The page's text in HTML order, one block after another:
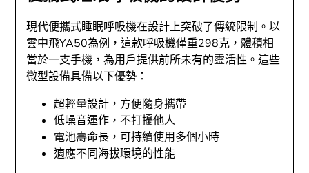
現代便攜式睡眠呼吸機在設計上突破了傳統限制。以
雲中飛YA50為例，這款呼吸機僅重298克，體積相
當於一支手機，為用戶提供前所未有的靈活性。這些
微型設備具備以下優勢：
超輕量設計，方便隨身攜帶
低噪音運作，不打擾他人
電池壽命長，可持續使用多個小時
適應不同海拔環境的性能